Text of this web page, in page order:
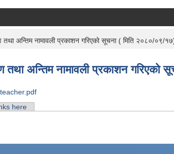
तथा अन्तिम नामावली प्रकाशन गरिएको सूचना ( मिति २०८०/०९/
तथा अन्तिम नामावली प्रकाशन
here